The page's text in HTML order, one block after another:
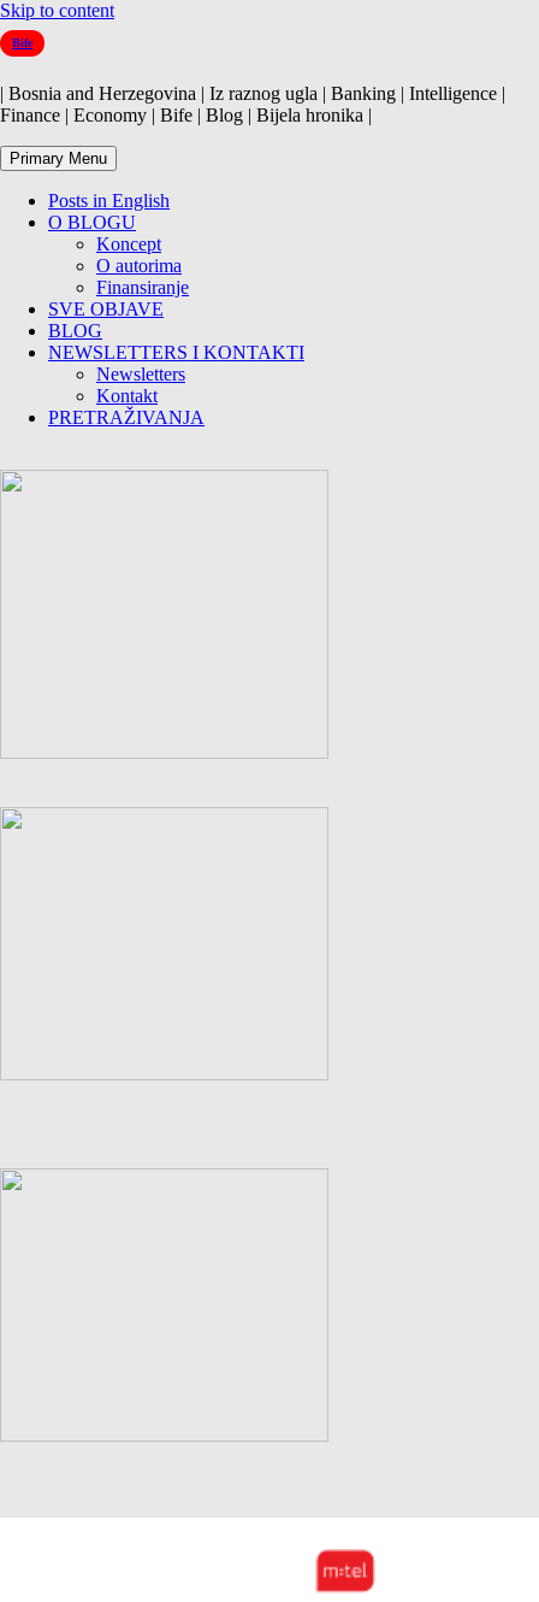
Skip to content
Bife
| Bosnia and Herzegovina | Iz raznog ugla | Banking | Intelligence |
Finance | Economy | Bife | Blog | Bijela hronika |
Primary Menu
Posts in English
O BLOGU
Koncept
O autorima
Finansiranje
SVE OBJAVE
BLOG
NEWSLETTERS I KONTAKTI
Newsletters
Kontakt
PRETRAŽIVANJA